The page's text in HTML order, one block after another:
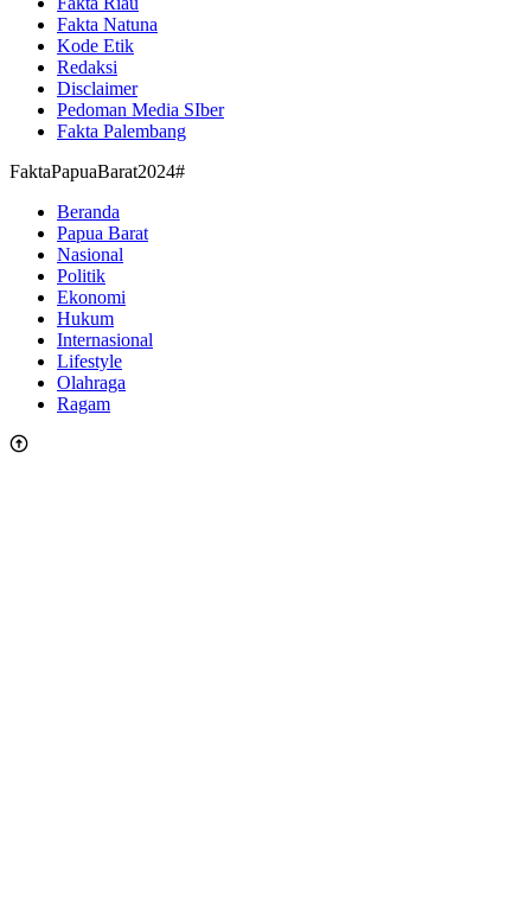
Fakta Natuna
Kode Etik
Redaksi
Disclaimer
Pedoman Media SIber
Fakta Palembang
FaktaPapuaBarat2024#
Beranda
Papua Barat
Nasional
Politik
Ekonomi
Hukum
Internasional
Lifestyle
Olahraga
Ragam